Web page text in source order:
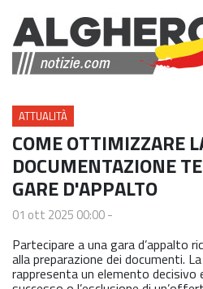
ATTUALITÀ
COME OTTIMIZZARE
DOCUMENTAZIONE
GARE D'APPALTO
01 ott 2025 00:00-
Partecipare a una gara d’appalto
alla preparazione dei documenti.
rappresenta un elemento decisivo